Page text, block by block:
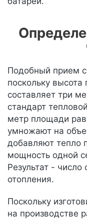
Подобный прием
поскольку высота
составляет три
стандарт
метр площади
умножают на
добавляют тепло
мощность одной
Результат -
отопления.
Поскольку
на производстве